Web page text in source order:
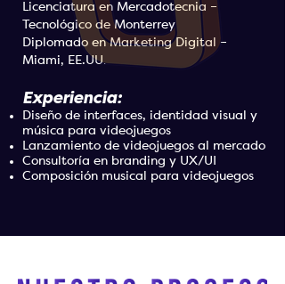
Licenciatura en Mercadotecnia –
Tecnológico de Monterrey
Diplomado en Marketing Digital –
Miami, EE.UU.
Experiencia:
Diseño de interfaces, identidad visual y
música para videojuegos
Lanzamiento de videojuegos al mercado
Consultoría en branding y UX/UI
Composición musical para videojuegos